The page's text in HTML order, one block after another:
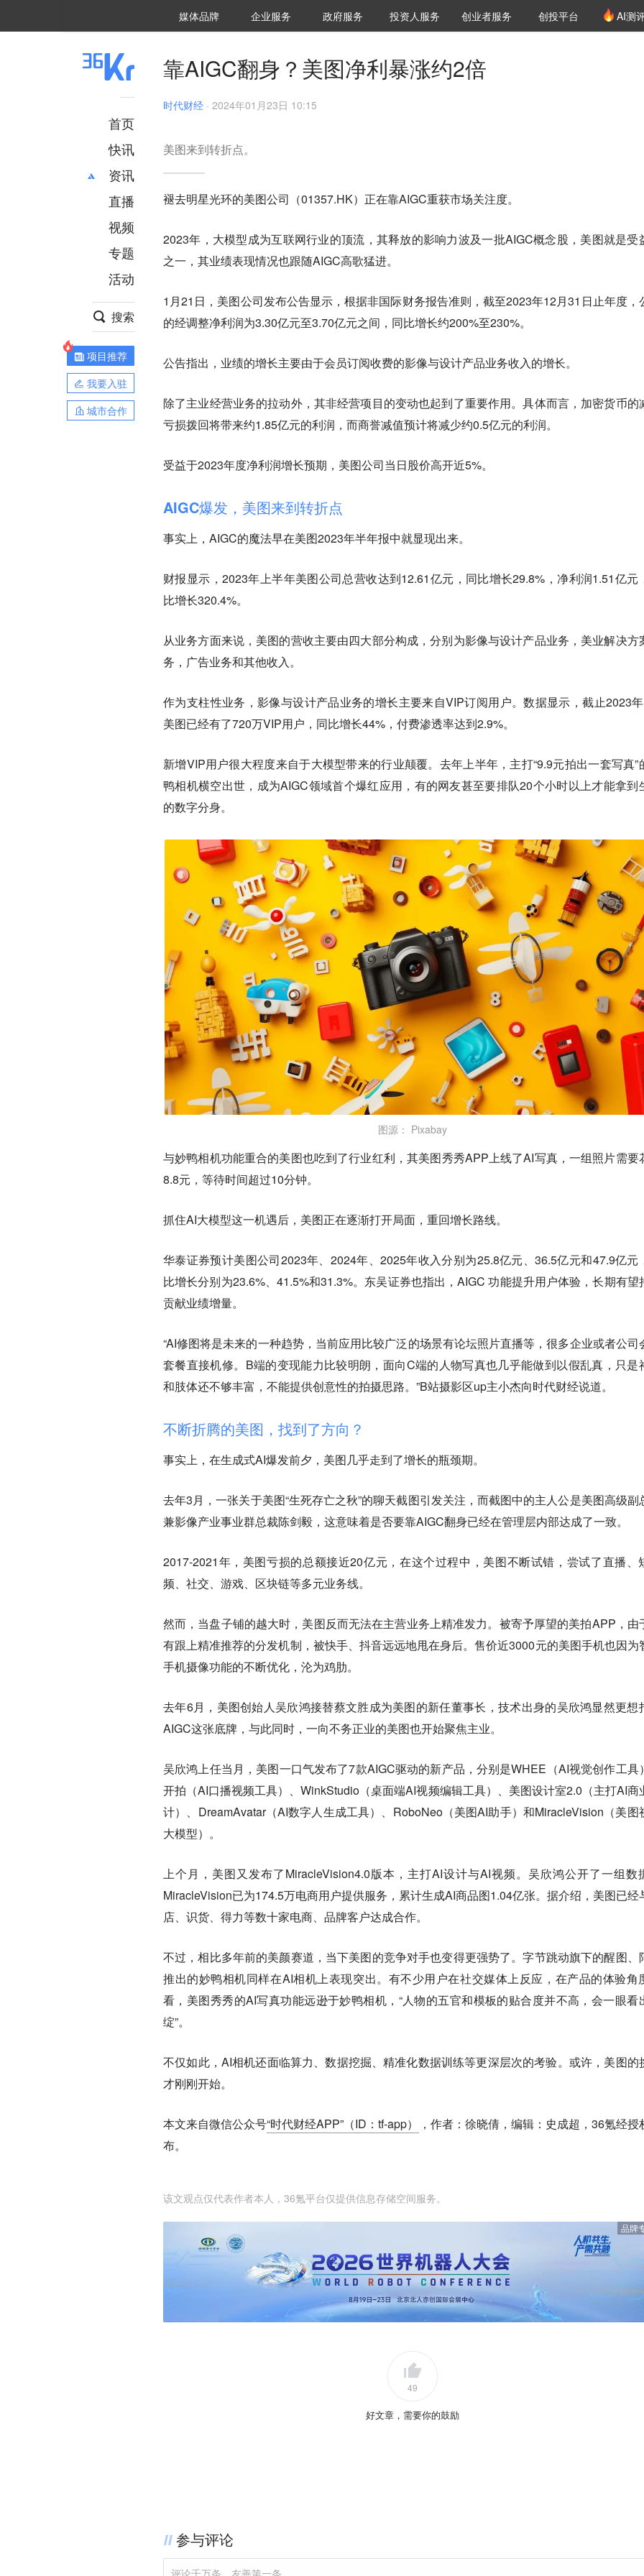
媒体品牌 36Kr研究院
企业服务 城市之窗
政府服务 VClub投资机构库
投资机构职位推介
投资人服务 创投氪堂
创业者服务 创投平台 AI测
首页
快讯
资讯
推荐
财经
项目推荐
安徽
直播
视频
专题
活动
搜索
项目推荐
我要入驻
城市合作
靠AIGC翻身？美图净利暴涨约2倍
时代财经 · 2024年01月23日 10:15
美图来到转折点。
褪去明星光环的美图公司（01357.HK）正在靠AIGC重获市场关注度。
2023年，大模型成为互联网行业的顶流，其释放的影响力波及一批AIGC概念股，美图就是受
之一，其业绩表现情况也跟随AIGC高歌猛进。
1月21日，美图公司发布公告显示，根据非国际财务报告准则，截至2023年12月31日止年度，
的经调整净利润为3.30亿元至3.70亿元之间，同比增长约200%至230%。
公告指出，业绩的增长主要由于会员订阅收费的影像与设计产品业务收入的增长。
除了主业经营业务的拉动外，其非经营项目的变动也起到了重要作用。具体而言，加密货币的
亏损拨回将带来约1.85亿元的利润，而商誉减值预计将减少约0.5亿元的利润。
受益于2023年度净利润增长预期，美图公司当日股价高开近5%。
AIGC爆发，美图来到转折点
事实上，AIGC的魔法早在美图2023年半年报中就显现出来。
财报显示，2023年上半年美图公司总营收达到12.61亿元，同比增长29.8%，净利润1.51亿元
比增长320.4%。
从业务方面来说，美图的营收主要由四大部分构成，分别为影像与设计产品业务，美业解决方
务，广告业务和其他收入。
作为支柱性业务，影像与设计产品业务的增长主要来自VIP订阅用户。数据显示，截止2023
美图已经有了720万VIP用户，同比增长44%，付费渗透率达到2.9%。
新增VIP用户很大程度来自于大模型带来的行业颠覆。去年上半年，主打“9.9元拍出一套写真”
鸭相机横空出世，成为AIGC领域首个爆红应用，有的网友甚至要排队20个小时以上才能拿到
的数字分身。
图源： Pixabay
与妙鸭相机功能重合的美图也吃到了行业红利，其美图秀秀APP上线了AI写真，一组照片需要
8.8元，等待时间超过10分钟。
抓住AI大模型这一机遇后，美图正在逐渐打开局面，重回增长路线。
华泰证券预计美图公司2023年、2024年、2025年收入分别为25.8亿元、36.5亿元和47.9亿元
比增长分别为23.6%、41.5%和31.3%。东吴证券也指出，AIGC 功能提升用户体验，长期有望
贡献业绩增量。
“AI修图将是未来的一种趋势，当前应用比较广泛的场景有论坛照片直播等，很多企业或者公司
套餐直接机修。B端的变现能力比较明朗，面向C端的人物写真也几乎能做到以假乱真，只是
和肢体还不够丰富，不能提供创意性的拍摄思路。”B站摄影区up主小杰向时代财经说道。
不断折腾的美图，找到了方向？
事实上，在生成式AI爆发前夕，美图几乎走到了增长的瓶颈期。
去年3月，一张关于美图“生死存亡之秋”的聊天截图引发关注，而截图中的主人公是美图高级副
兼影像产业事业群总裁陈剑毅，这意味着是否要靠AIGC翻身已经在管理层内部达成了一致。
2017-2021年，美图亏损的总额接近20亿元，在这个过程中，美图不断试错，尝试了直播、
频、社交、游戏、区块链等多元业务线。
然而，当盘子铺的越大时，美图反而无法在主营业务上精准发力。被寄予厚望的美拍APP，由
有跟上精准推荐的分发机制，被快手、抖音远远地甩在身后。售价近3000元的美图手机也因为
手机摄像功能的不断优化，沦为鸡肋。
去年6月，美图创始人吴欣鸿接替蔡文胜成为美图的新任董事长，技术出身的吴欣鸿显然更想
AIGC这张底牌，与此同时，一向不务正业的美图也开始聚焦主业。
吴欣鸿上任当月，美图一口气发布了7款AIGC驱动的新产品，分别是WHEE（AI视觉创作工具
开拍（AI口播视频工具）、WinkStudio（桌面端AI视频编辑工具）、美图设计室2.0（主打AI商
计）、DreamAvatar（AI数字人生成工具）、RoboNeo（美图AI助手）和MiracleVision（美图
大模型）。
上个月，美图又发布了MiracleVision4.0版本，主打AI设计与AI视频。吴欣鸿公开了一组数
MiracleVision已为174.5万电商用户提供服务，累计生成AI商品图1.04亿张。据介绍，美图已经
店、识货、得力等数十家电商、品牌客户达成合作。
不过，相比多年前的美颜赛道，当下美图的竞争对手也变得更强势了。字节跳动旗下的醒图、
推出的妙鸭相机同样在AI相机上表现突出。有不少用户在社交媒体上反应，在产品的体验角
看，美图秀秀的AI写真功能远逊于妙鸭相机，“人物的五官和模板的贴合度并不高，会一眼看
绽”。
不仅如此，AI相机还面临算力、数据挖掘、精准化数据训练等更深层次的考验。或许，美图的
才刚刚开始。
本文来自微信公众号“时代财经APP”（ID：tf-app）
，作者：徐晓倩，编辑：史成超，36氪经授
布。
该文观点仅代表作者本人，36氪平台仅提供信息存储空间服务。
品牌
49
好文章，需要你的鼓励
参与评论
评论千万条，友善第一条